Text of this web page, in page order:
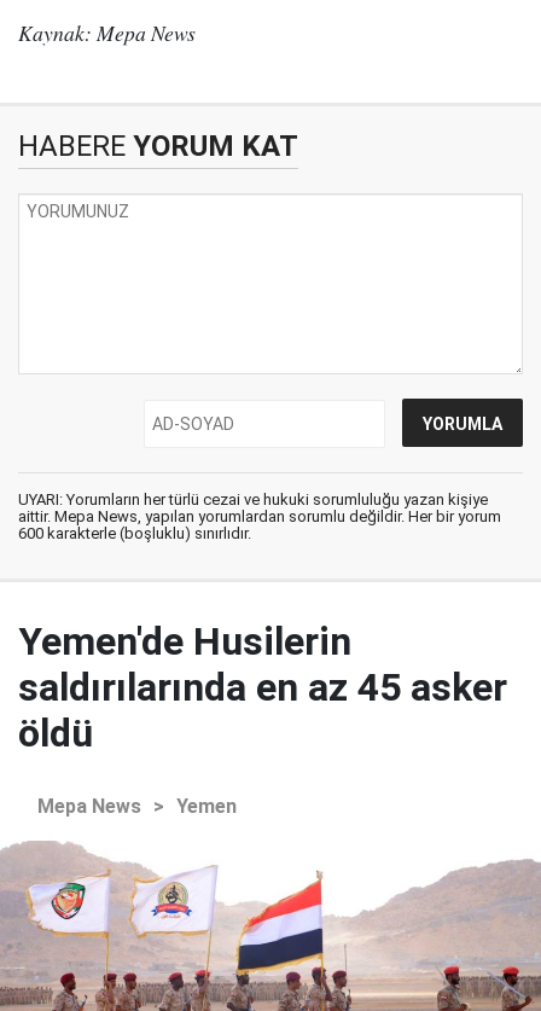
Kaynak: Mepa News
HABERE YORUM KAT
UYARI: Yorumların her türlü cezai ve hukuki sorumluluğu yazan kişiye
aittir. Mepa News, yapılan yorumlardan sorumlu değildir. Her bir yorum
600 karakterle (boşluklu) sınırlıdır.
Yemen'de Husilerin
saldırılarında en az 45 asker
öldü
Mepa News > Yemen